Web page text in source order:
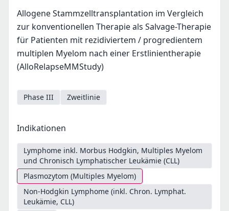
Allogene Stammzelltransplantation im Vergleich
zur konventionellen Therapie als Salvage-Therapie
für Patienten mit rezidiviertem / progredientem
multiplen Myelom nach einer Erstlinientherapie
(AlloRelapseMMStudy)
Phase III Zweitlinie
Indikationen
Lymphome inkl. Morbus Hodgkin, Multiples Myelom
und Chronisch Lymphatischer Leukämie (CLL)
Plasmozytom (Multiples Myelom)
Non-Hodgkin Lymphome (inkl. Chron. Lymphat.
Leukämie, CLL)